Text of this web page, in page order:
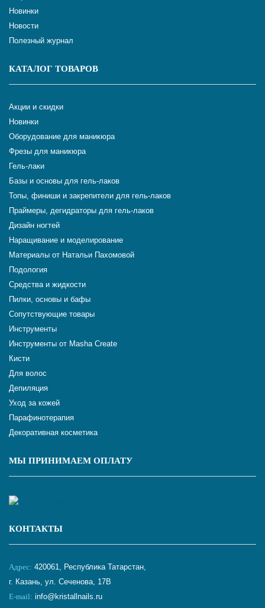
Новинки
Новости
Полезный журнал
КАТАЛОГ ТОВАРОВ
Акции и скидки
Новинки
Оборудование для маникюра
Фрезы для маникюра
Гель-лаки
Базы и основы для гель-лаков
Топы, финиши и закрепители для гель-лаков
Праймеры, дегидраторы для гель-лаков
Дизайн ногтей
Наращивание и моделирование
Материалы от Натальи Пахомовой
Подология
Средства и жидкости
Пилки, основы и бафы
Сопутствующие товары
Инструменты
Инструменты от Masha Create
Кисти
Для волос
Депиляция
Уход за кожей
Парафинотерапия
Декоративная косметика
МЫ ПРИНИМАЕМ ОПЛАТУ
КОНТАКТЫ
Адрес: 420061, Республика Татарстан,
г. Казань, ул. Сеченова, 17В
E-mail: info@kristallnails.ru